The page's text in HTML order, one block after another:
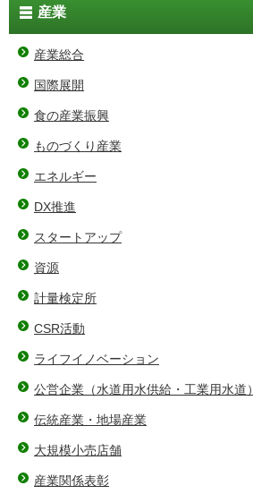
産業
産業総合
国際展開
食の産業振興
ものづくり産業
エネルギー
DX推進
スタートアップ
資源
計量検定所
CSR活動
ライフイノベーション
公営企業（水道用水供給・工業用水道）
伝統産業・地場産業
大規模小売店舗
産業関係表彰